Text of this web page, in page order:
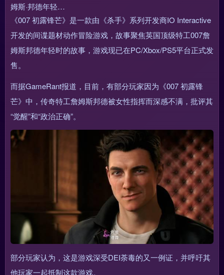
姆斯·邦德年轻…
《007 初露锋芒》是一款由《杀手》系列开发商IO Interactive
开发的间谍题材动作冒险游戏，故事聚焦英国顶级特工007詹
姆斯邦德年轻时的故事，游戏现已在PC/Xbox/PS5平台正式发
售。
而据GameRant报道，目前，有部分玩家因为《007 初露锋
芒》中，传奇特工詹姆斯邦德被女性指挥而深感不满，批评其
“觉醒”和“政治正确”。
部分玩家认为，这是游戏深受DEI荼毒的又一例证，并呼吁其
他玩家一起抵制这款游戏。